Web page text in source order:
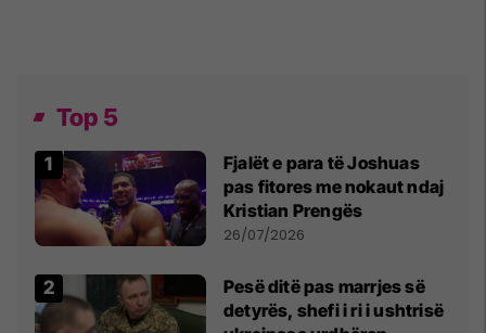
Top 5
Fjalët e para të Joshuas
pas fitores me nokaut ndaj
Kristian Prengës
26/07/2026
Pesë ditë pas marrjes së
detyrës, shefi i ri i ushtrisë